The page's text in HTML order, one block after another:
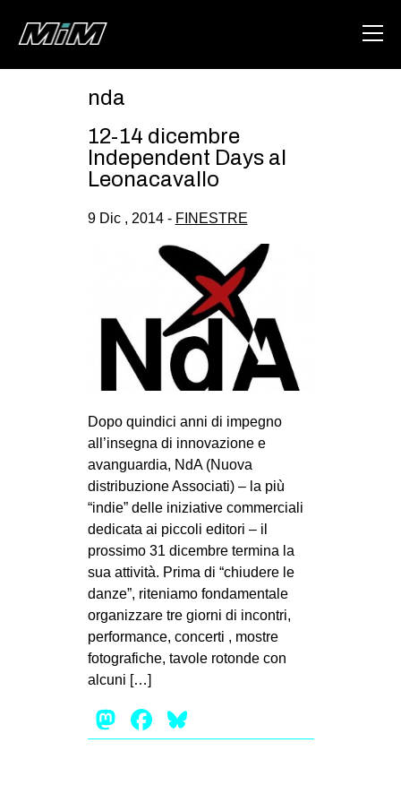
ABOUT
DEGENERAZIONE
GAZA FREESTYLE
CSOA LAMBRETTA
MSM
STUDENTI TSUNAMI
ZAM
MOBILITAZIONI
SPAZI
SPORT POPOLARE
MOVIMENTI
AMBIENTE
ANTIFASCISMO
DIRITTO ALL’ABITARE
GENERI
PRECARIATO
nda
12-14 dicembre
Independent Days al
Leonacavallo
9 Dic , 2014 - FINESTRE
Dopo quindici anni di impegno
all’insegna di innovazione e
avanguardia, NdA (Nuova
distribuzione Associati) – la più
“indie” delle iniziative commerciali
dedicata ai piccoli editori – il
prossimo 31 dicembre termina la
sua attività. Prima di “chiudere le
danze”, riteniamo fondamentale
organizzare tre giorni di incontri,
performance, concerti , mostre
fotografiche, tavole rotonde con
alcuni […]
Mastodon
Facebook